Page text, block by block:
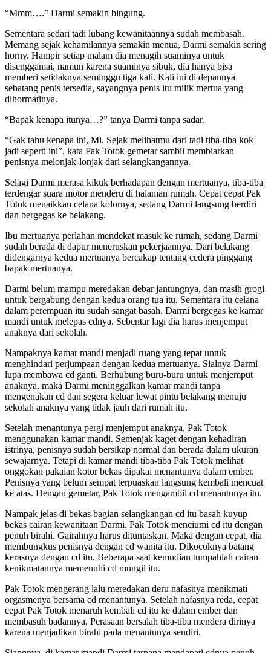
“Mmm….” Darmi semakin bingung.
Sementara sedari tadi lubang kewanitaannya sudah membasah.
Memang sejak kehamilannya semakin menua, Darmi semakin sering
horny. Hampir setiap malam dia menagih suaminya untuk
disenggamai, namun karena suaminya sibuk, dia hanya bisa
memberi setidaknya seminggu tiga kali. Kali ini di depannya
sebatang penis tersedia, sayangnya penis itu milik mertua yang
dihormatinya.
“Bapak kenapa itunya…?” tanya Darmi tanpa sadar.
“Gak tahu kenapa ini, Mi. Sejak melihatmu dari tadi tiba-tiba kok
jadi seperti ini”, kata Pak Totok gemetar sambil membiarkan
penisnya melonjak-lonjak dari selangkangannya.
Selagi Darmi merasa kikuk berhadapan dengan mertuanya, tiba-tiba
terdengar suara motor menderu di halaman rumah. Cepat cepat Pak
Totok menaikkan celana kolornya, sedang Darmi langsung berdiri
dan bergegas ke belakang.
Ibu mertuanya perlahan mendekat masuk ke rumah, sedang Darmi
sudah berada di dapur meneruskan pekerjaannya. Dari belakang
didengarnya kedua mertuanya bercakap tentang cedera pinggang
bapak mertuanya.
Darmi belum mampu meredakan debar jantungnya, dan masih grogi
untuk bergabung dengan kedua orang tua itu. Sementara itu celana
dalam perempuan itu sudah sangat basah. Darmi bergegas ke kamar
mandi untuk melepas cdnya. Sebentar lagi dia harus menjemput
anaknya dari sekolah.
Nampaknya kamar mandi menjadi ruang yang tepat untuk
menghindari perjumpaan dengan kedua mertuanya. Sialnya Darmi
lupa membawa cd ganti. Berhubung buru-buru untuk menjemput
anaknya, maka Darmi meninggalkan kamar mandi tanpa
mengenakan cd dan segera keluar lewat pintu belakang menuju
sekolah anaknya yang tidak jauh dari rumah itu.
Setelah menantunya pergi menjemput anaknya, Pak Totok
menggunakan kamar mandi. Semenjak kaget dengan kehadiran
istrinya, penisnya sudah bersikap normal dan berada dalam ukuran
sewajarnya. Tetapi di kamar mandi tiba-tiba Pak Totok melihat
onggokan pakaian kotor bekas dipakai menantunya dalam ember.
Penisnya yang belum sempat terpuaskan langsung kembali mencuat
ke atas. Dengan gemetar, Pak Totok mengambil cd menantunya itu.
Nampak jelas di bekas bagian selangkangan cd itu basah kuyup
bekas cairan kewanitaan Darmi. Pak Totok menciumi cd itu dengan
penuh birahi. Gairahnya harus dituntaskan. Maka dengan cepat, dia
membungkus penisnya dengan cd wanita itu. Dikocoknya batang
kerasnya dengan cd itu. Beberapa saat kemudian tumpahlah cairan
kenikmatannya memenuhi cd mungil itu.
Pak Totok mengerang lalu meredakan deru nafasnya menikmati
orgasmenya bersama cd menantunya. Setelah nafasnya reda, cepat
cepat Pak Totok menaruh kembali cd itu ke dalam ember dan
membasuh badannya. Perasaan bersalah tiba-tiba mendera dirinya
karena menjadikan birahi pada menantunya sendiri.